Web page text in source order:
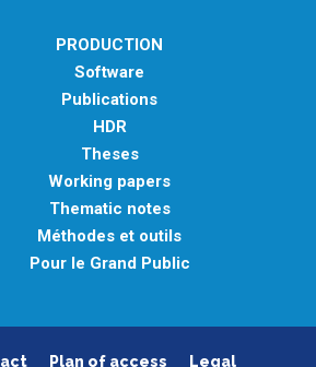
PRODUCTION
Software
Publications
HDR
Theses
Working papers
Thematic notes
Méthodes et outils
Pour le Grand Public
Plan of access Legal